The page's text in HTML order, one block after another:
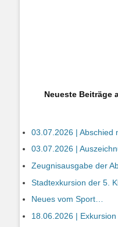
Neueste Beiträge
03.07.2026 | Abschied
03.07.2026 |
Zeugnisausgabe der
Stadtexkursion der 5.
Neues vom Sport…
18.06.2026 |